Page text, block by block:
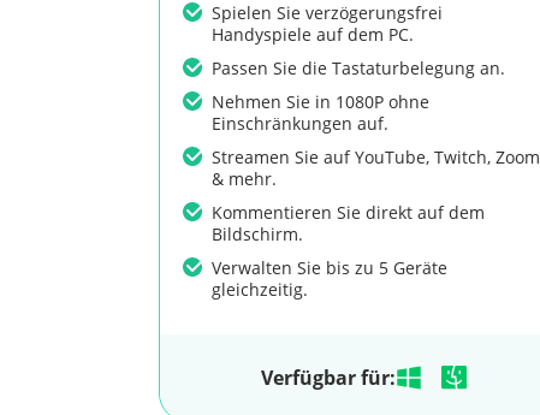
Spielen Sie verzögerungsfrei
Handyspiele auf dem PC.
Passen Sie die Tastaturbelegung an.
Nehmen Sie in 1080P ohne
Einschränkungen auf.
Streamen Sie auf YouTube, Twitch, Zoom
& mehr.
Kommentieren Sie direkt auf dem
Bildschirm.
Verwalten Sie bis zu 5 Geräte
gleichzeitig.
Verfügbar für: